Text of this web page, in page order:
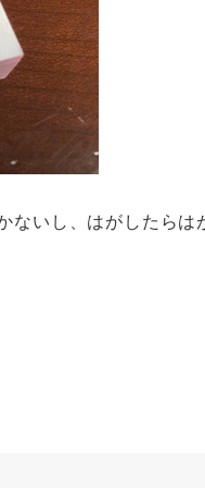
いし、はがしたら